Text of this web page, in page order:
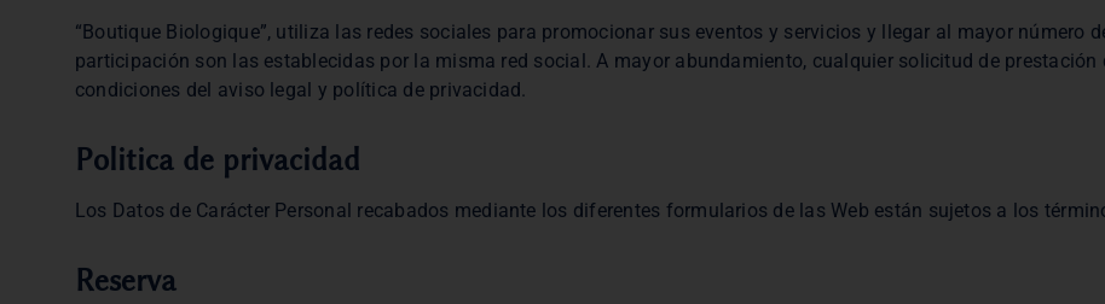
“Boutique Biologique”, utiliza las redes sociales para promocionar sus eventos y servicios y llegar al mayor número
participación son las establecidas por la misma red social. A mayor abundamiento, cualquier solicitud de
condiciones del aviso legal y política de privacidad.
Politica de privacidad
Los Datos de Carácter Personal recabados mediante los diferentes formularios de las Web están sujetos a los
Reserva